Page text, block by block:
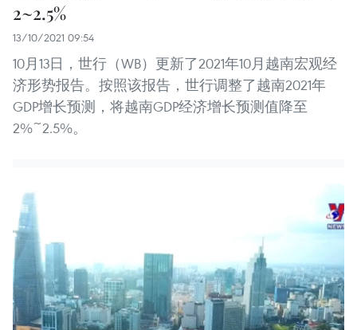
2~2.5%
13/10/2021 09:54
10月13日，世行（WB）更新了2021年10月越南宏观经
济形势报告。按照该报告，世行调整了越南2021年
GDP增长预测，将越南GDP经济增长预测值降至
2%~2.5%。